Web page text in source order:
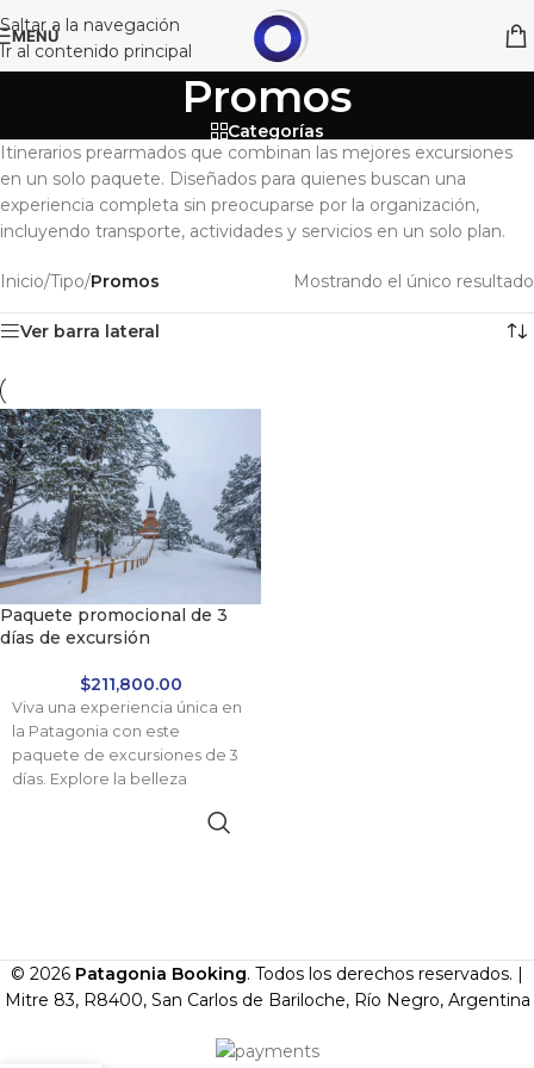
Saltar a la navegación
Ir al contenido principal
MENÚ
Promos
Categorías
Itinerarios prearmados que combinan las mejores excursiones
en un solo paquete. Diseñados para quienes buscan una
experiencia completa sin preocuparse por la organización,
incluyendo transporte, actividades y servicios en un solo plan.
Inicio/Tipo/Promos Mostrando el único resultado
Ver barra lateral
Paquete promocional de 3
días de excursión
$211,800.00
Viva una experiencia única en
la Patagonia con este
paquete de excursiones de 3
días. Explore la belleza
los Andes, recorra la Ruta de
diseñado para disfrutar al
máximo en un entorno
© 2026 Patagonia Booking. Todos los derechos reservados. |
Mitre 83, R8400, San Carlos de Bariloche, Río Negro, Argentina